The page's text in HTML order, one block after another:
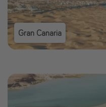
Gran Canaria